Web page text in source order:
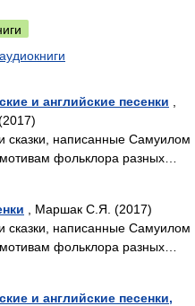
аудиокниги
и английские песенки
сказки, написанные Самуилом
фольклора разных…
, Маршак С.Я. (2017)
сказки, написанные Самуилом
фольклора разных…
и английские песенки,